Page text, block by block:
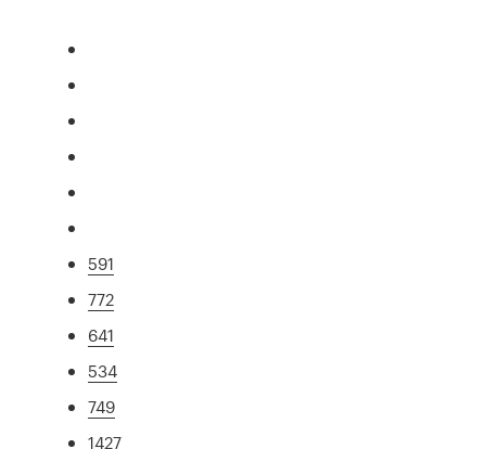
591
772
641
534
749
1427